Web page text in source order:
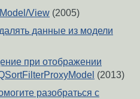
View (2005)
данные из модели
при отображении
(2013)
разобраться с